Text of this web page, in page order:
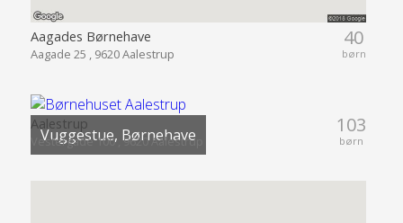
40
børn
Aagades Børnehave
Aagade 25 , 9620 Aalestrup
Vuggestue, Børnehave 103
børn
Aalestrup
Vestergade 100 , 9620 Aalestrup